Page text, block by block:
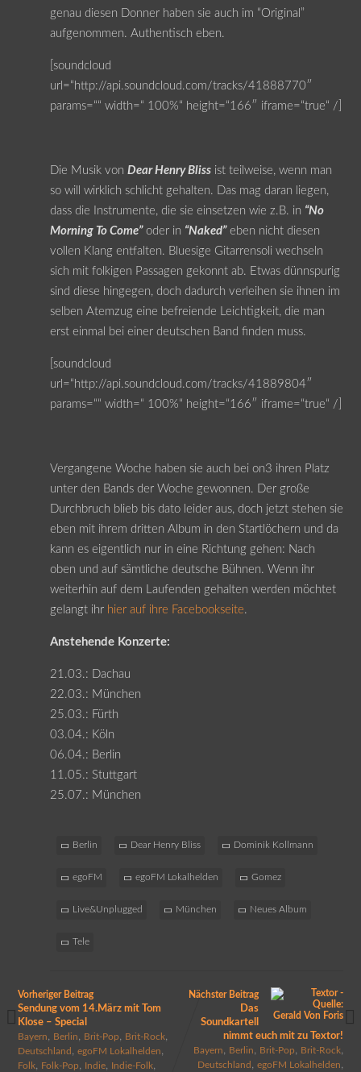
genau diesen Donner haben sie auch im “Original”
aufgenommen. Authentisch eben.
[soundcloud
url=“http://api.soundcloud.com/tracks/41888770″
params=““ width=“ 100%“ height=“166″ iframe=“true“ /]
Die Musik von Dear Henry Blissist teilweise, wenn man
so will wirklich schlicht gehalten. Das mag daran liegen,
dass die Instrumente, die sie einsetzen wie z.B. in “No
Morning To Come”oder in “Naked”eben nicht diesen
vollen Klang entfalten. Bluesige Gitarrensoli wechseln
sich mit folkigen Passagen gekonnt ab. Etwas dünnspurig
sind diese hingegen, doch dadurch verleihen sie ihnen im
selben Atemzug eine befreiende Leichtigkeit, die man
erst einmal bei einer deutschen Band finden muss.
[soundcloud
url=“http://api.soundcloud.com/tracks/41889804″
params=““ width=“ 100%“ height=“166″ iframe=“true“ /]
Vergangene Woche haben sie auch bei on3 ihren Platz
unter den Bands der Woche gewonnen. Der große
Durchbruch blieb bis dato leider aus, doch jetzt stehen sie
eben mit ihrem dritten Album in den Startlöchern und da
kann es eigentlich nur in eine Richtung gehen: Nach
oben und auf sämtliche deutsche Bühnen. Wenn ihr
weiterhin auf dem Laufenden gehalten werden möchtet
gelangt ihr hier auf ihre Facebookseite.
Anstehende Konzerte:
21.03.: Dachau
22.03.: München
25.03.: Fürth
03.04.: Köln
06.04.: Berlin
11.05.: Stuttgart
25.07.: München
Berlin Dear Henry Bliss Dominik Kollmann
egoFM egoFM Lokalhelden Gomez
Live&Unplugged München Neues Album
Tele
Vorheriger Beitrag
Sendung vom 14.März mit Tom
Klose – Special
Bayern Berlin Brit-Pop Brit-Rock,
Deutschland egoFM Lokalhelden
Folk, Folk-Pop Indie, Indie-Folk,
Nächster Beitrag
Das
Soundkartell
nimmt euch mit zu Textor!
Bayern Berlin Brit-Pop Brit-Rock
Deutschland ,egoFM Lokalhelden